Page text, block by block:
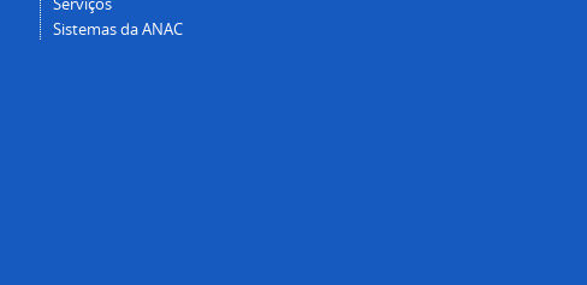
Sistemas da ANAC